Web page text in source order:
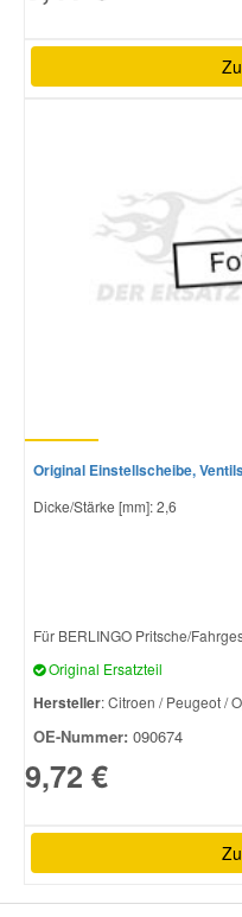
Original Einstellscheibe,
Dicke/Stärke [mm]: 2,6
Für BERLINGO Pritsche/
Original Ersatzteil
Hersteller: Citroen / Peugeot /
OE-Nummer: 090674
9,72 €